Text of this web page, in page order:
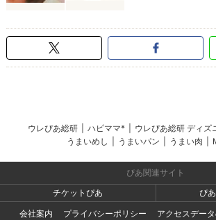
ウレぴあ総研 ハピママ* ウレぴあ総研 ディズ
うまいめし
うまいパン うまい肉
ぴあ関連サイト
チケットぴあ
ぴ
会社案内
プライバシーポリシー アクセスデー